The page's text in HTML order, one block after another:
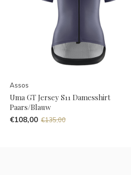
Assos
Uma GT Jersey S11 Damesshirt
Paars/Blauw
€108,00 €135,00